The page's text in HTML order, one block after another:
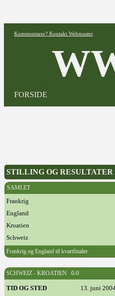
Kommentarer? Kontakt Webmaster
FORSIDE
STILLING OG RESULTATER
SAMLET
Frankrig
England
Kroatien
Schweiz
Frankrig og England til kvartfinaler
SCHWEIZ - KROATIEN 0-0
TID OG STED 13. juni